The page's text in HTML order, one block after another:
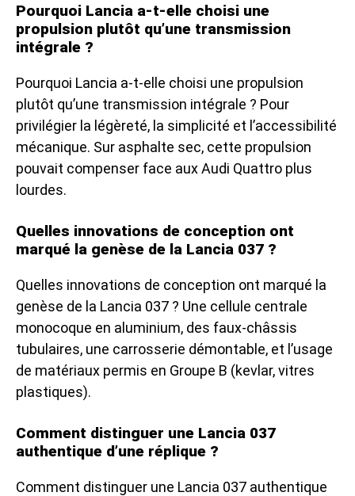
Pourquoi Lancia a-t-elle choisi une
propulsion plutôt qu’une transmission
intégrale ?
Pourquoi Lancia a-t-elle choisi une propulsion
plutôt qu’une transmission intégrale ? Pour
privilégier la légèreté, la simplicité et l’accessibilité
mécanique. Sur asphalte sec, cette propulsion
pouvait compenser face aux Audi Quattro plus
lourdes.
Quelles innovations de conception ont
marqué la genèse de la Lancia 037 ?
Quelles innovations de conception ont marqué la
genèse de la Lancia 037 ? Une cellule centrale
monocoque en aluminium, des faux-châssis
tubulaires, une carrosserie démontable, et l’usage
de matériaux permis en Groupe B (kevlar, vitres
plastiques).
Comment distinguer une Lancia 037
authentique d’une réplique ?
Comment distinguer une Lancia 037 authentique